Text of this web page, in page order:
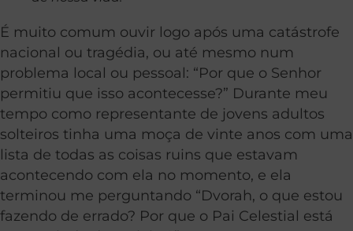
É muito comum ouvir logo após uma catástrofe
nacional ou tragédia, ou até mesmo num
problema local ou pessoal: “Por que o Senhor
permitiu que isso acontecesse?” Durante meu
tempo como representante de jovens adultos
solteiros tinha uma moça de vinte anos com uma
lista de todas as coisas ruins que estavam
acontecendo com ela no momento, e ela
terminou me perguntando “Dvorah, o que estou
fazendo de errado? Por que o Pai Celestial está